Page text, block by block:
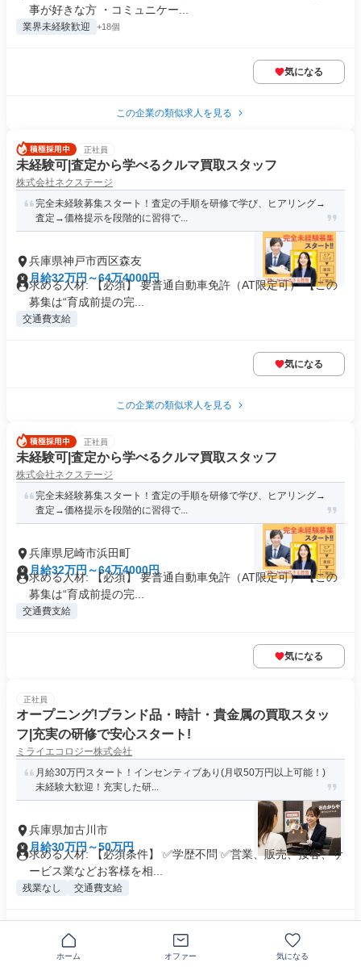
事が好きな方 ・コミュニケー...
業界未経験歓迎 +18個
気になる
この企業の類似求人を見る
正社員
未経験可|査定から学べるクルマ買取スタッフ
株式会社ネクステージ
完全未経験募集スタート！査定の手順を研修で学び、ヒアリング→
査定→価格提示を段階的に習得で...
兵庫県神戸市西区森友
月給32万円～64万4000円
求める人材: 【必須】 要普通自動車免許（AT限定可） 【この
募集は“育成前提の完...
交通費支給
気になる
この企業の類似求人を見る
正社員
未経験可|査定から学べるクルマ買取スタッフ
株式会社ネクステージ
完全未経験募集スタート！査定の手順を研修で学び、ヒアリング→
査定→価格提示を段階的に習得で...
兵庫県尼崎市浜田町
月給32万円～64万4000円
求める人材: 【必須】 要普通自動車免許（AT限定可） 【この
募集は“育成前提の完...
交通費支給
気になる
正社員
オープニング!ブランド品・時計・貴金属の買取スタッ
フ|充実の研修で安心スタート!
ミライエコロジー株式会社
月給30万円スタート！インセンティブあり(月収50万円以上可能！)
未経験大歓迎！充実した研...
兵庫県加古川市
月給30万円～50万円
求める人材: 【必須条件】 ✅学歴不問 ✅営業、販売、接客、サ
ービス業などお客様を相...
残業なし 交通費支給
気になる
ホーム オファー 気になる